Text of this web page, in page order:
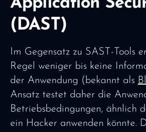
(DAST)
Im Gegensatz zu SAST-Tools
Regel weniger bis keine
der Anwendung (bekannt als
Ansatz testet daher die
Betriebsbedingungen, ähnlich
ein Hacker anwenden könnte.